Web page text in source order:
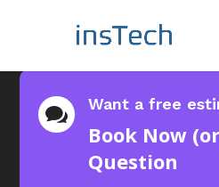
 Want a free
Book Now
Question